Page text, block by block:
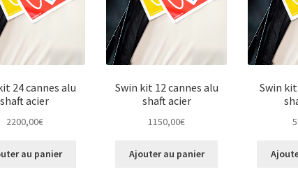
24 cannes alu
shaft acier
2200,00€
au panier
Swin kit 12 cannes alu
shaft acier
1150,00€
Ajouter au panier
Swin